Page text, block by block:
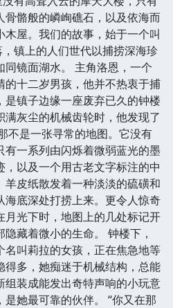
骨骼般的嶙峋礁石，以及依海而
屋。我们的故事，始于一个叫
镇上的人们世代以捕捞深海珍
镜面湖水。 主角洛恩，一个
的十二岁男孩，他并不热衷于捕
是镇子边缘一座废弃已久的钟楼
灰尘的机械齿轮时，他发现了
不是一张寻常的地图。它没有
有一系列由闪烁着微弱蓝光的墨
以及一个用古老文字标注的中
皮纸散发着一种淡淡的硫磺和
海底深处打捞上来。更令人惊奇
月光下时，地图上的几处标记开
藏着微小的生命。 钟楼下，
名叫莉拉的女孩，正在焦急地等
得多，她痴迷于机械结构，总能
组装成能发出奇特声响的小玩意
是她最可靠的伙伴。 “你又在那